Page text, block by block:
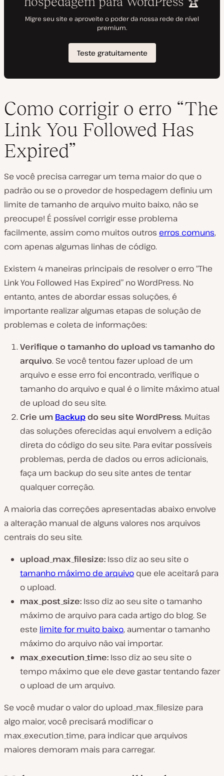
Como corrigir o erro “The
Link You Followed Has
Expired”
Se você precisa carregar um tema maior do que o
padrão ou se o provedor de hospedagem definiu um
limite de tamanho de arquivo muito baixo, não se
preocupe! É possível corrigir esse problema
facilmente, assim como muitos outros erros comuns,
com apenas algumas linhas de código.
Existem 4 maneiras principais de resolver o erro “The
Link You Followed Has Expired” no WordPress. No
entanto, antes de abordar essas soluções, é
importante realizar algumas etapas de solução de
problemas e coleta de informações:
Verifique o tamanho do upload vs tamanho do
arquivo. Se você tentou fazer upload de um
arquivo e esse erro foi encontrado, verifique o
tamanho do arquivo e qual é o limite máximo atual
de upload do seu site.
Crie um Backup do seu site WordPress. Muitas
das soluções oferecidas aqui envolvem a edição
direta do código do seu site. Para evitar possíveis
problemas, perda de dados ou erros adicionais,
faça um backup do seu site antes de tentar
qualquer correção.
A maioria das correções apresentadas abaixo envolve
a alteração manual de alguns valores nos arquivos
centrais do seu site.
upload_max_filesize: Isso diz ao seu site o
tamanho máximo de arquivo que ele aceitará para
o upload.
max_ post _size: Isso diz ao seu site o tamanho
máximo de arquivo para cada artigo do blog. Se
este limite for muito baixo, aumentar o tamanho
máximo do arquivo não vai importar.
max_execution_time: Isso diz ao seu site o
tempo máximo que ele deve gastar tentando fazer
o upload de um arquivo.
Se você mudar o valor do upload_max_filesize para
algo maior, você precisará modificar o
max_execution_time, para indicar que arquivos
maiores demoram mais para carregar.